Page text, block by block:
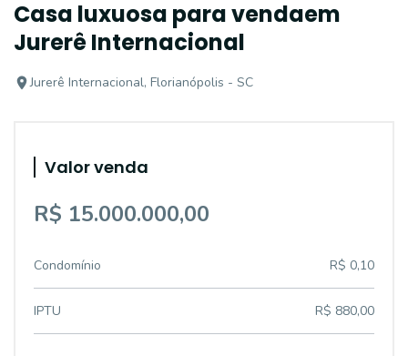
Casa luxuosa para vendaem
Jurerê Internacional
Jurerê Internacional, Florianópolis - SC
Valor venda
R$ 15.000.000,00
Condomínio R$ 0,10
IPTU R$ 880,00